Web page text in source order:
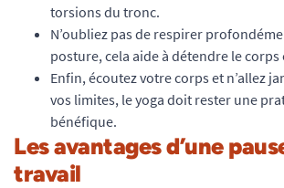
torsions du tronc.
N’oubliez pas de respirer
posture, cela aide à détendre le corps
Enfin, écoutez votre corps et n’allez
vos limites, le yoga doit rester une
bénéfique.
Les avantages d’une
travail